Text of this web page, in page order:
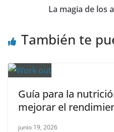
La magia de los
También te
Guía para la
mejorar el
junio 19, 2026